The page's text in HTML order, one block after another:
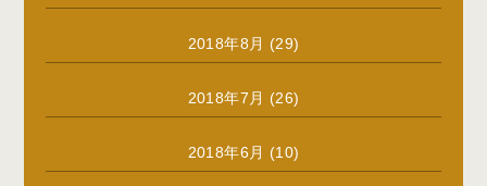
2018年8月 (29)
2018年7月 (26)
2018年6月 (10)